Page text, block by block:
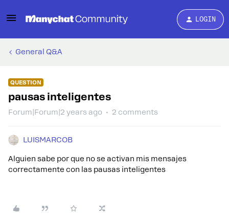
LOGIN
General Q&A
QUESTION
pausas inteligentes
Forum|Forum|2 years ago 2 comments
LUISMARCOB
Alguien sabe por que no se activan mis mensajes
correctamente con las pausas inteligentes